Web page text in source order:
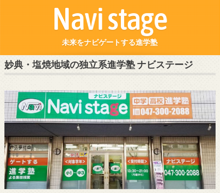
Navi stage
未来をナビゲートする進学塾
妙典・塩焼地域の独立系進学塾 ナビステージ